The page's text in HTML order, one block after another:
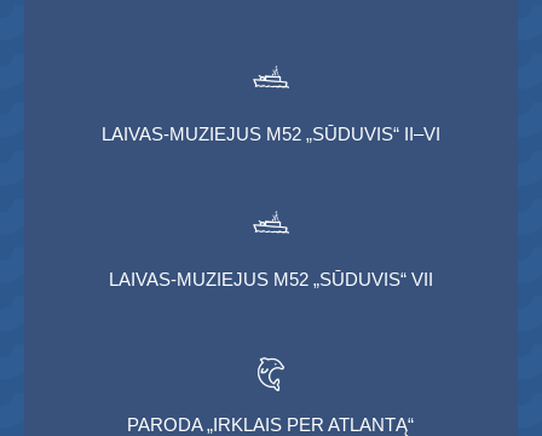
LAIVAS-MUZIEJUS M52 „SŪDUVIS“ II–VI
LAIVAS-MUZIEJUS M52 „SŪDUVIS“ VII
PARODA „IRKLAIS PER ATLANTĄ“